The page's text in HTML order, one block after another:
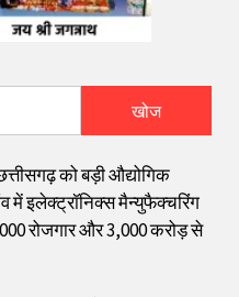
खोज
को बड़ी औद्योगिक
में इलेक्ट्रॉनिक्स मैन्युफैक्चरिंग
रोजगार और ₹3,000 करोड़ से